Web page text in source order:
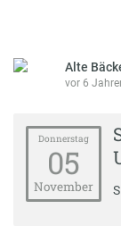
Alte
vor 6
Donnerstag
05
November